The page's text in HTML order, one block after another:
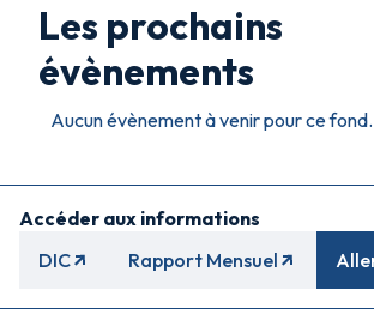
Les prochains
évènements
Aucun évènement à venir pour ce
Accéder aux informations
DIC
Rapport Mensuel